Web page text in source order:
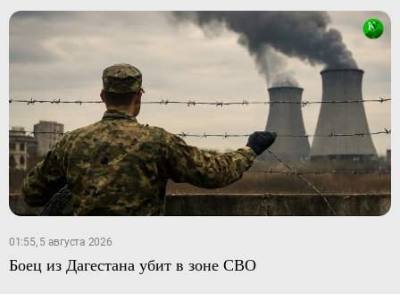
01:55, 5 августа 2026
Боец из Дагестана убит в зоне СВО